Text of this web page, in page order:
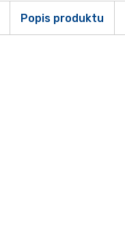
Popis produktu